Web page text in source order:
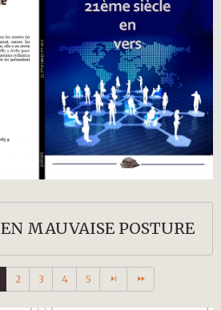
MAUVAISE POSTURE
2 3 4 5